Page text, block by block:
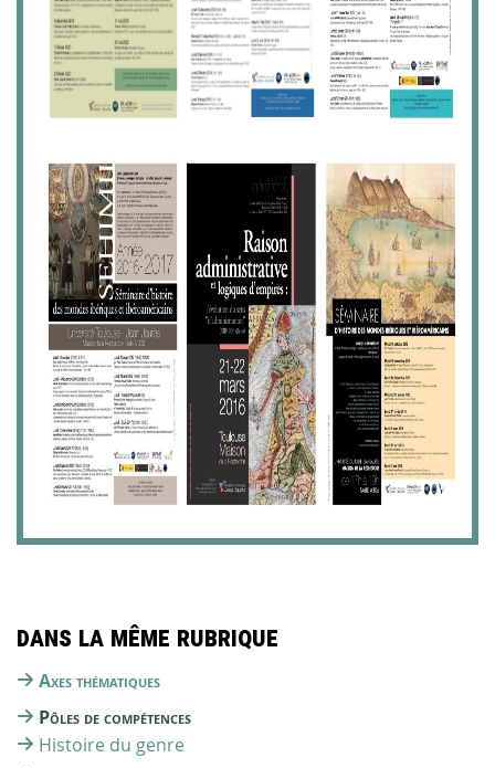
Dans la même rubrique
Axes thématiques
Pôles de compétences
Histoire du genre